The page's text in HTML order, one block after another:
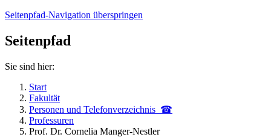
Seitenpfad-Navigation überspringen
Seitenpfad
Sie sind hier:
Start
Fakultät
Personen und Telefon­verzeichnis ☎
Professuren
Prof. Dr. Cornelia Manger-Nestler